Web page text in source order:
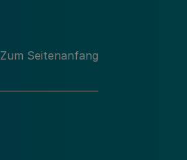
Zum Seitenanfang